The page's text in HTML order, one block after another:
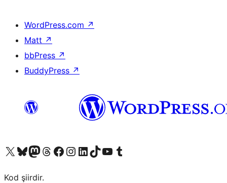
WordPress.com ↗
Matt ↗
bbPress ↗
BuddyPress ↗
X (eski Twitter) hesabımıza bakın
Bluesky hesabımızı ziyaret edinMastodon hesabımızı ziyaret edinThreads hesabımızı ziyaret edinFacebook sayfamızı ziyaret edinInstagram hesabımızı ziyaret edinLinkedIn hesabımızı ziyaret edinTikTok hesabımızı ziyaret edinYouTube kanalımızı ziyaret edinTumblr hesabımızı ziyaret edin
Kod şiirdir.